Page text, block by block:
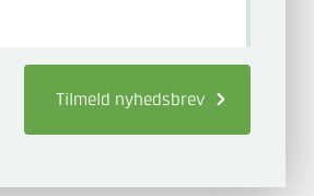
Tilmeld nyhedsbrev